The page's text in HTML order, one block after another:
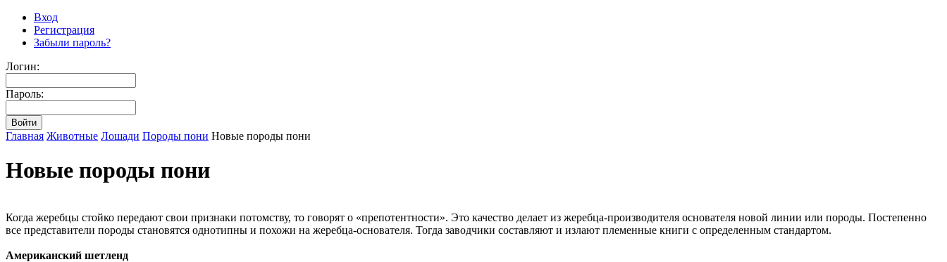
Вход
Регистрация
Забыли пароль?
Логин:
Пароль:
Главная Животные Лошади Породы пони Новые породы пони
Новые породы пони
Когда жеребцы стойко передают свои признаки потомству, то говорят о «препотентности». Это качество делает из жеребца-производителя основателя новой линии или породы. Постепенно
все представители породы становятся однотипны и похожи на жеребца-основателя. Тогда заводчики составляют и излают племенные книги с определенным стандартом.
Американский шетленд